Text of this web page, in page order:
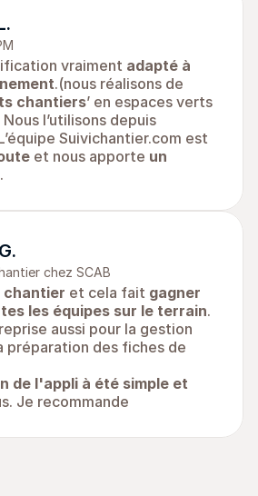
vraiment adapté à
.(nous réalisons de
chantiers’ en espaces verts
l’utilisons depuis
Suivichantier.com est
et nous apporte un
.
chez SCAB
chantier et cela fait gagner
les équipes sur le terrain.
aussi pour la gestion
préparation des fiches de
de l'appli à été simple et
Je recommande